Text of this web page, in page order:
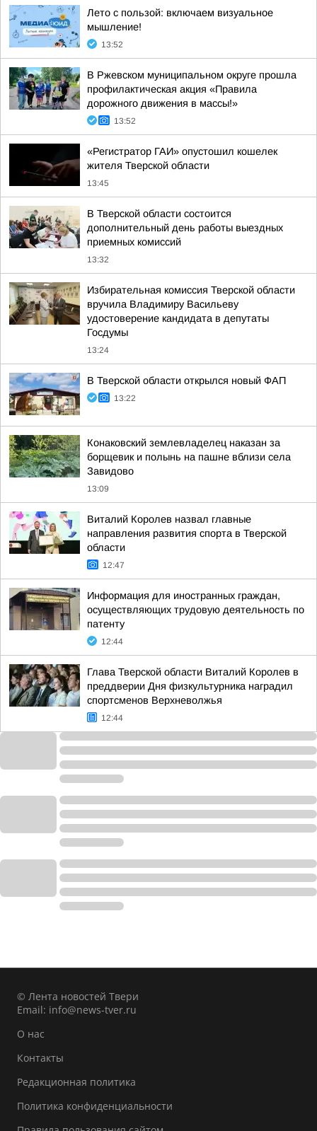
Лето с пользой: включаем визуальное
мышление!
13:52
В Ржевском муниципальном округе прошла
профилактическая акция «Правила
дорожного движения в массы!»
13:52
«Регистратор ГАИ» опустошил кошелек
жителя Тверской области
13:45
В Тверской области состоится
дополнительный день работы выездных
приемных комиссий
13:32
Избирательная комиссия Тверской области
вручила Владимиру Васильеву
удостоверение кандидата в депутаты
Госдумы
13:24
В Тверской области открылся новый ФАП
13:22
Конаковский землевладелец наказан за
борщевик и полынь на пашне вблизи села
Завидово
13:09
Виталий Королев назвал главные
направления развития спорта в Тверской
области
12:47
Информация для иностранных граждан,
осуществляющих трудовую деятельность по
патенту
12:44
Глава Тверской области Виталий Королев в
преддверии Дня физкультурника наградил
спортсменов Верхневолжья
12:44
© Лента новостей Твери
Email: info@news-tver.ru
О нас
Контакты
Редакционная политика
Политика конфиденциальности